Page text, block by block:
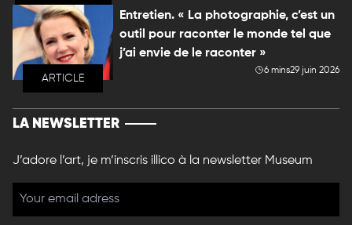
ARTICLE
Entretien. « La photographie, c’est un
outil pour raconter le monde tel que
j’ai envie de le raconter »
6 mins29 juin 2026
LA NEWSLETTER
J’adore l’art, je m’inscris illico à la newsletter Museum